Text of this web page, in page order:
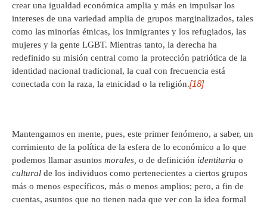
crear una igualdad económica amplia y más en impulsar los
intereses de una variedad amplia de grupos marginalizados, tales
como las minorías étnicas, los inmigrantes y los refugiados, las
mujeres y la gente LGBT. Mientras tanto, la derecha ha
redefinido su misión central como la protección patriótica de la
identidad nacional tradicional, la cual con frecuencia está
conectada con la raza, la etnicidad o la religión.[18]
Mantengamos en mente, pues, este primer fenómeno, a saber, un
corrimiento de la política de la esfera de lo económico a lo que
podemos llamar asuntos morales, o de definición identitaria o
cultural de los individuos como pertenecientes a ciertos grupos
más o menos específicos, más o menos amplios; pero, a fin de
cuentas, asuntos que no tienen nada que ver con la idea formal